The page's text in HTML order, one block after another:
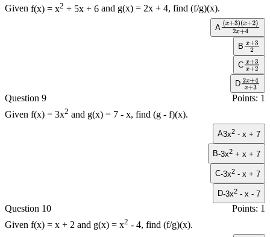
Givenf(x) = x2 + 5x + 6andg(x) = 2x + 4 , find(f/g)(x)
A(x+3)
)2x+4
Bx+3
2
Cx+3
x+2
D2x+4
x+3
Question 9
Points: 1
Givenf(x) = 3x2 andg(x) = 7 - x , find(g - f)(x)
A3x2 - x + 7
B-3x2 + x + 7
C-3x2 - x + 7
D-3x2 - x - 7
Question 10
Points: 1
Givenf(x) = x + 2andg(x) = x2 - 4 , find(f/g)(x)